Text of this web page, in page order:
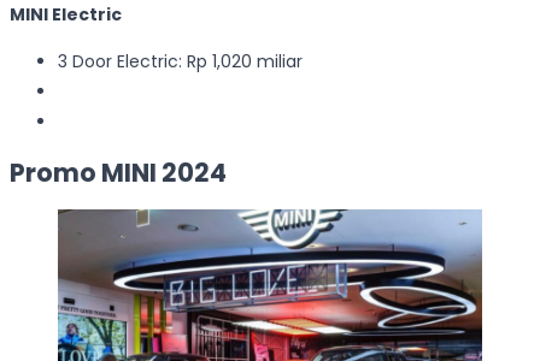
MINI Electric
3 Door Electric: Rp 1,020 miliar
Promo MINI 2024